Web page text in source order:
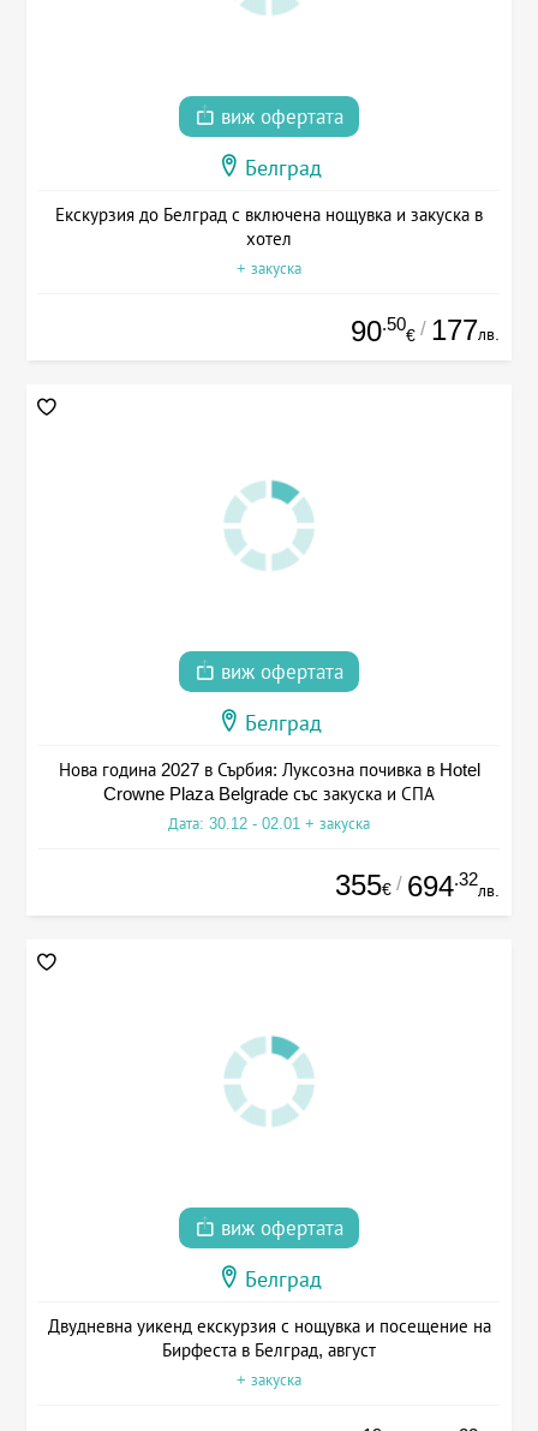
виж офертата
Белград
Екскурзия до Белград с включена нощувка и закуска в
хотел
+ закуска
90.50
€ / 177лв.
виж офертата
Белград
Нова година 2027 в Сърбия: Луксозна почивка в Hotel
Crowne Plaza Belgrade със закуска и СПА
Дата: 30.12 - 02.01 + закуска
355€ / 694.32
лв.
виж офертата
Белград
Двудневна уикенд екскурзия с нощувка и посещение на
Бирфеста в Белград, август
+ закуска